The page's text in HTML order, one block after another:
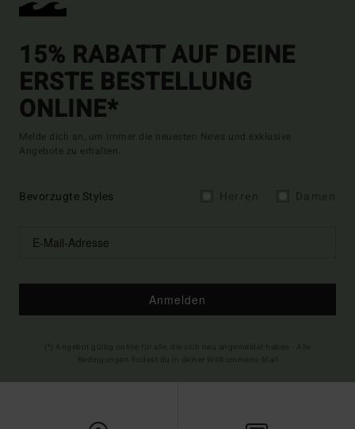
15% RABATT AUF DEINE
ERSTE BESTELLUNG
ONLINE*
Melde dich an, um immer die neuesten News und exklusive
Angebote zu erhalten.
Bevorzugte Styles
Anmelden